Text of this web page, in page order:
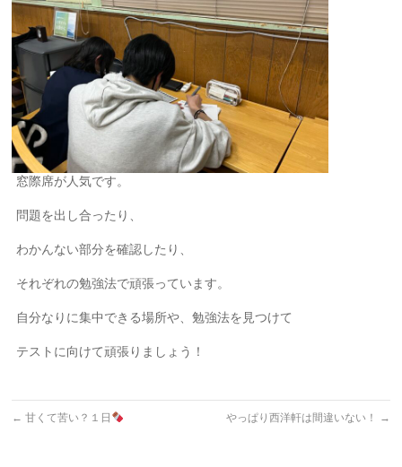
窓際席が人気です。
問題を出し合ったり、
わかんない部分を確認したり、
それぞれの勉強法で頑張っています。
自分なりに集中できる場所や、勉強法を見つけて
テストに向けて頑張りましょう！
← 甘くて苦い？１日 やっぱり西洋軒は間違いない！ →